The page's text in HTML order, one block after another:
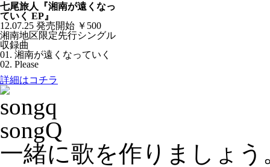
七尾旅人『湘南が遠くなっ
ていく EP』
12.07.25 発売開始 ￥500
湘南地区限定先行シングル
収録曲
01. 湘南が遠くなっていく
02. Please
詳細はコチラ
songQ
一緒に歌を作りましょう